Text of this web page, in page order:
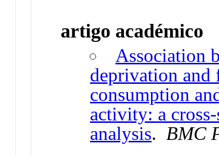
artigo académico
Association
deprivation and
consumption
activity: a
analysis. BMC